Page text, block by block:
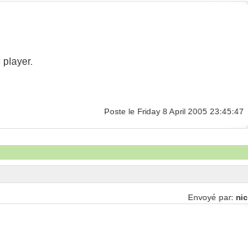
player.
Poste le Friday 8 April 2005 23:45:47
Envoyé par: